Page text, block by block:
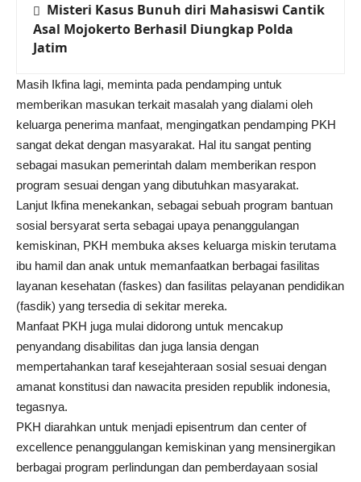
Misteri Kasus Bunuh diri Mahasiswi Cantik
Asal Mojokerto Berhasil Diungkap Polda
Jatim
Masih Ikfina lagi, meminta pada pendamping untuk
memberikan masukan terkait masalah yang dialami oleh
keluarga penerima manfaat, mengingatkan pendamping PKH
sangat dekat dengan masyarakat. Hal itu sangat penting
sebagai masukan pemerintah dalam memberikan respon
program sesuai dengan yang dibutuhkan masyarakat.
Lanjut Ikfina menekankan, sebagai sebuah program bantuan
sosial bersyarat serta sebagai upaya penanggulangan
kemiskinan, PKH membuka akses keluarga miskin terutama
ibu hamil dan anak untuk memanfaatkan berbagai fasilitas
layanan kesehatan (faskes) dan fasilitas pelayanan pendidikan
(fasdik) yang tersedia di sekitar mereka.
Manfaat PKH juga mulai didorong untuk mencakup
penyandang disabilitas dan juga lansia dengan
mempertahankan taraf kesejahteraan sosial sesuai dengan
amanat konstitusi dan nawacita presiden republik indonesia,
tegasnya.
PKH diarahkan untuk menjadi episentrum dan center of
excellence penanggulangan kemiskinan yang mensinergikan
berbagai program perlindungan dan pemberdayaan sosial